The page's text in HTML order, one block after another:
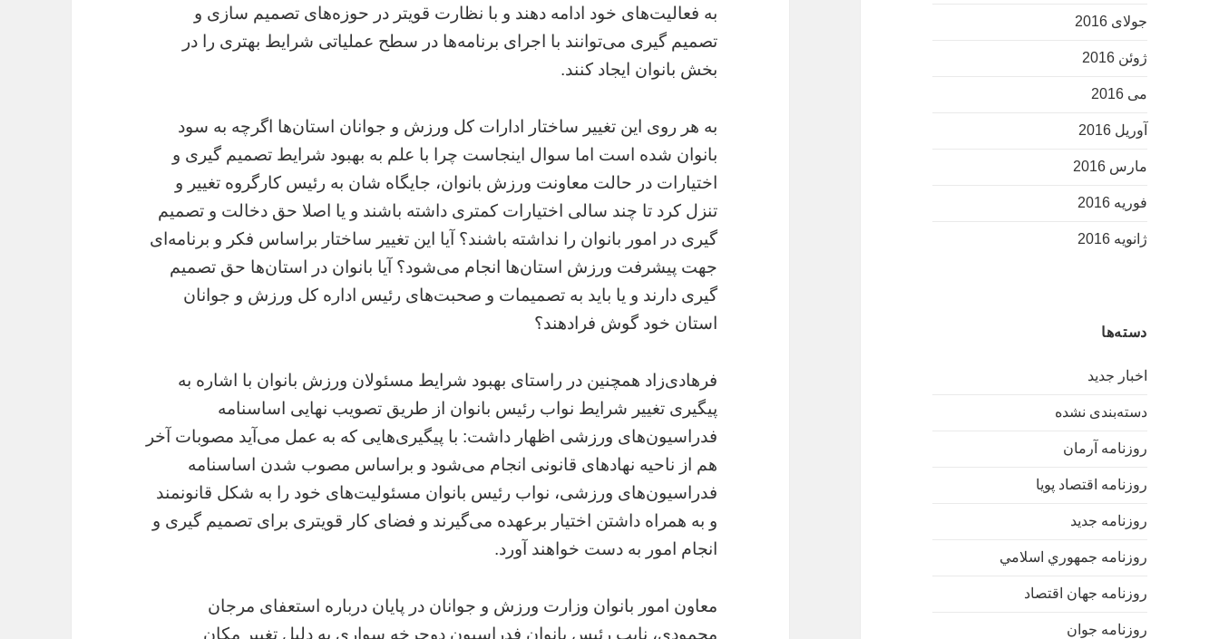
جولای 2016
ژوئن 2016
می 2016
آوریل 2016
مارس 2016
فوریه 2016
ژانویه 2016
دسته‌ها
اخبار جدید
دسته‌بندی نشده
روزنامه آرمان
روزنامه اقتصاد پویا
روزنامه جدید
روزنامه جمهوري اسلامي
روزنامه جهان اقتصاد
روزنامه جوان
به فعالیت‌های خود ادامه دهند و با نظارت قویتر در حوزه‌های تصمیم سازی و
تصمیم گیری می‌توانند با اجرای برنامه‌ها در سطح عملیاتی شرایط بهتری را در
بخش بانوان ایجاد کنند.
به هر روی این تغییر ساختار ادارات کل ورزش و جوانان استان‌ها اگرچه به سود
بانوان شده است اما سوال اینجاست چرا با علم به بهبود شرایط تصمیم گیری و
اختیارات در حالت معاونت ورزش بانوان، جایگاه شان به رئیس کارگروه تغییر و
تنزل کرد تا چند سالی اختیارات کمتری داشته باشند و یا اصلا حق دخالت و تصمیم
گیری در امور بانوان را نداشته باشند؟ آیا این تغییر ساختار براساس فکر و برنامه‌ای
جهت پیشرفت ورزش استان‌ها انجام می‌شود؟ آیا بانوان در استان‌ها حق تصمیم
گیری دارند و یا باید به تصمیمات و صحبت‌های رئیس اداره کل ورزش و جوانان
استان خود گوش فرادهند؟
فرهادی‌زاد همچنین در راستای بهبود شرایط مسئولان ورزش بانوان با اشاره به
پیگیری تغییر شرایط نواب رئیس بانوان از طریق تصویب نهایی اساسنامه
فدراسیون‌های ورزشی اظهار داشت: با پیگیری‌هایی که به عمل می‌آید مصوبات آخر
هم از ناحیه نهادهای قانونی انجام می‌شود و براساس مصوب شدن اساسنامه
فدراسیون‌های ورزشی، نواب رئیس بانوان مسئولیت‌های خود را به شکل قانونمند
و به همراه داشتن اختیار برعهده می‌گیرند و فضای کار قویتری برای تصمیم گیری و
انجام امور به دست خواهند آورد.
معاون امور بانوان وزارت ورزش و جوانان در پایان درباره استعفای مرجان
محمودی، نایب رئیس بانوان فدراسیون دوچرخه سواری به دلیل تغییر مکان